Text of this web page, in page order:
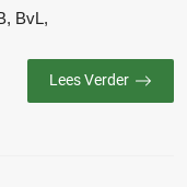
BvL,
Lees Verder